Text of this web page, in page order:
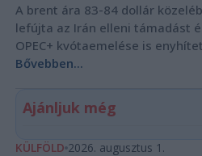
A brent ára 83-84 dollár
lefújta az Irán elleni támadást
OPEC+ kvótaemelése is
Bővebben...
Ajánljuk még
KÜLFÖLD 2026. augusztus 1.